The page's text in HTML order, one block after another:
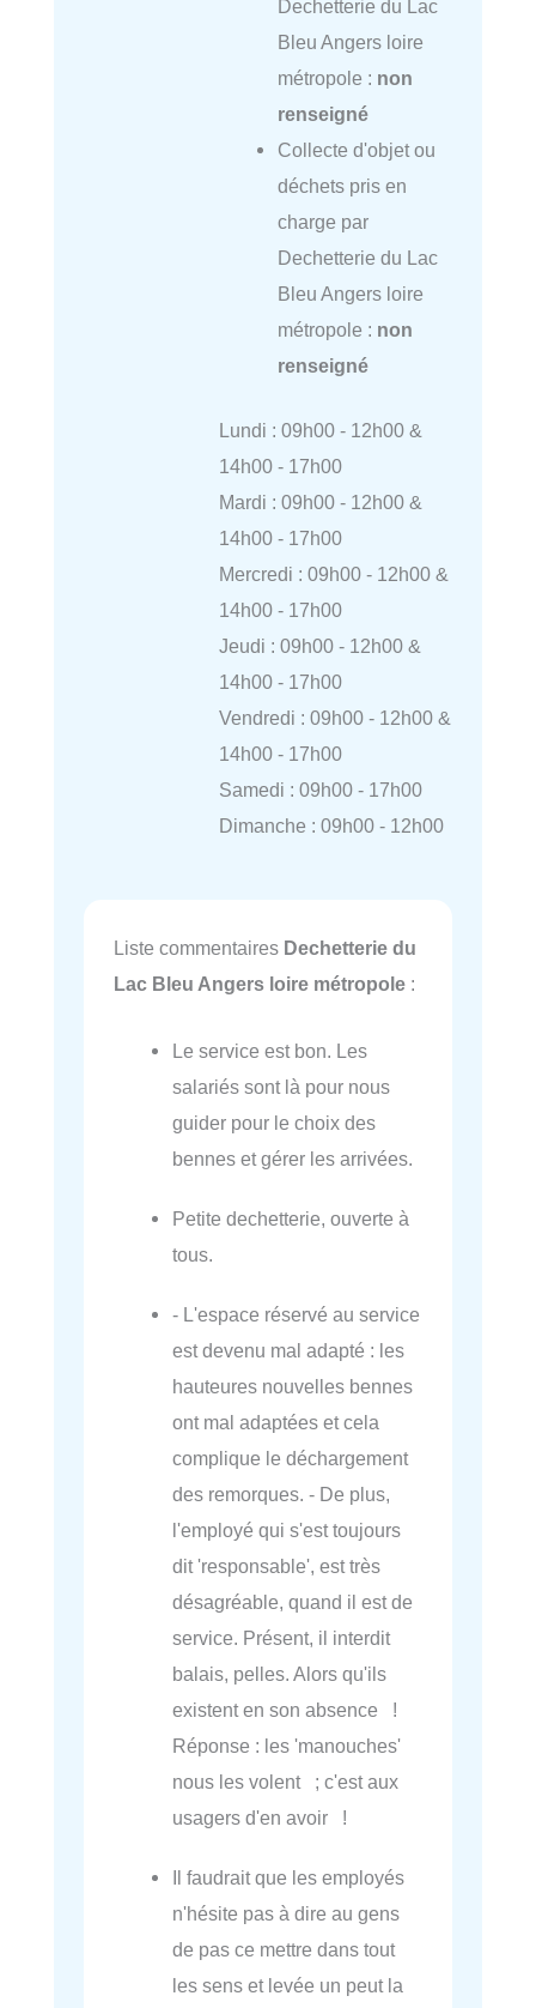
Dechetterie du Lac
Bleu Angers loire
métropole : non
renseigné
Collecte d'objet ou
déchets pris en
charge par
Dechetterie du Lac
Bleu Angers loire
métropole : non
renseigné
Lundi : 09h00 - 12h00 &
14h00 - 17h00
Mardi : 09h00 - 12h00 &
14h00 - 17h00
Mercredi : 09h00 - 12h00 &
14h00 - 17h00
Jeudi : 09h00 - 12h00 &
14h00 - 17h00
Vendredi : 09h00 - 12h00 &
14h00 - 17h00
Samedi : 09h00 - 17h00
Dimanche : 09h00 - 12h00
Liste commentaires Dechetterie du
Lac Bleu Angers loire métropole :
Le service est bon. Les
salariés sont là pour nous
guider pour le choix des
bennes et gérer les arrivées.
Petite dechetterie, ouverte à
tous.
- L'espace réservé au service
est devenu mal adapté : les
hauteures nouvelles bennes
ont mal adaptées et cela
complique le déchargement
des remorques. - De plus,
l'employé qui s'est toujours
dit 'responsable', est très
désagréable, quand il est de
service. Présent, il interdit
balais, pelles. Alors qu'ils
existent en son absence !
Réponse : les 'manouches'
nous les volent ; c'est aux
usagers d'en avoir !
Il faudrait que les employés
n'hésite pas à dire au gens
de pas ce mettre dans tout
les sens et levée un peut la